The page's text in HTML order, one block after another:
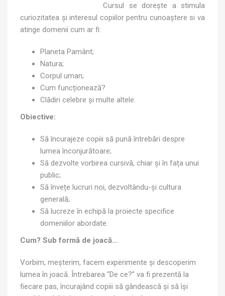
Cursul se dorește a stimula
curiozitatea și interesul copiilor pentru cunoaștere si va
atinge domenii cum ar fi:
Planeta Pamânt;
Natura;
Corpul uman;
Cum funcționează?
Clădiri celebre și multe altele.
Obiective:
Să încurajeze copiii să pună întrebări despre
lumea înconjurătoare;
Să dezvolte vorbirea cursivă, chiar și în fața unui
public;
Să învețe lucruri noi, dezvoltându-și cultura
generală;
Să lucreze în echipă la proiecte specifice
domeniilor abordate.
Cum? Sub formă de joacă…
Vorbim, meșterim, facem experimente și descoperim
lumea în joacă. Întrebarea “De ce?” va fi prezentă la
fiecare pas, încurajând copiii să gândească și să își